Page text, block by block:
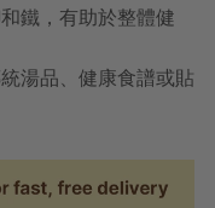
鐵，有助於整體健
湯品、健康食譜或貼